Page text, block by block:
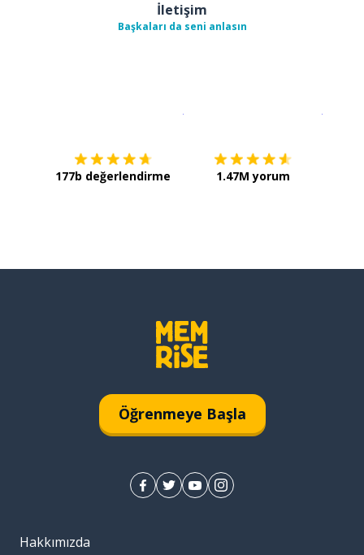
İletişim
Başkaları da seni anlasın
177b değerlendirme 1.47M yorum
Öğrenmeye Başla
Hakkımızda